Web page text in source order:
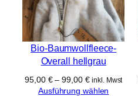
Bio-Baumwollfleece-
Overall hellgrau
95,00 €–99,00 € inkl. Mwst
Ausführung wählen